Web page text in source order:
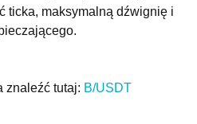
ticka, maksymalną dźwignię i
znaleźć tutaj: B/USDT